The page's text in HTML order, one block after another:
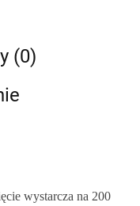
(0)
wystarcza na 200